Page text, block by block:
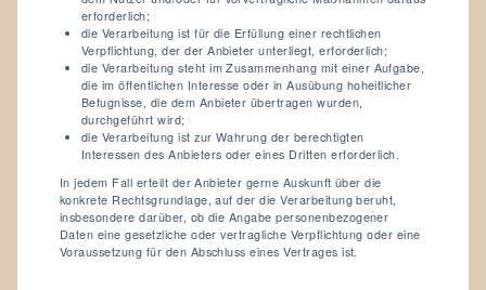
erforderlich;
die Verarbeitung ist für die Erfüllung einer rechtlichen
Verpflichtung, der der Anbieter unterliegt, erforderlich;
die Verarbeitung steht im Zusammenhang mit einer Aufgabe,
die im öffentlichen Interesse oder in Ausübung hoheitlicher
Befugnisse, die dem Anbieter übertragen wurden,
durchgeführt wird;
die Verarbeitung ist zur Wahrung der berechtigten
Interessen des Anbieters oder eines Dritten erforderlich.
In jedem Fall erteilt der Anbieter gerne Auskunft über die
konkrete Rechtsgrundlage, auf der die Verarbeitung beruht,
insbesondere darüber, ob die Angabe personenbezogener
Daten eine gesetzliche oder vertragliche Verpflichtung oder eine
Voraussetzung für den Abschluss eines Vertrages ist.